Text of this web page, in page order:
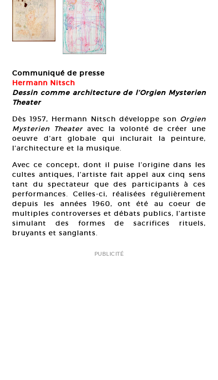
Communiqué de presse
Hermann Nitsch
Dessin comme architecture de l’Orgien Mysterien
Theater
Dès 1957, Hermann Nitsch développe son Orgien
Mysterien Theater avec la volonté de créer une
oeuvre d’art globale qui inclurait la peinture,
l’architecture et la musique.
Avec ce concept, dont il puise l’origine dans les
cultes antiques, l’artiste fait appel aux cinq sens
tant du spectateur que des participants à ces
performances. Celles-ci, réalisées régulièrement
depuis les années 1960, ont été au coeur de
multiples controverses et débats publics, l’artiste
simulant des formes de sacrifices rituels,
bruyants et sanglants.
PUBLICITÉ